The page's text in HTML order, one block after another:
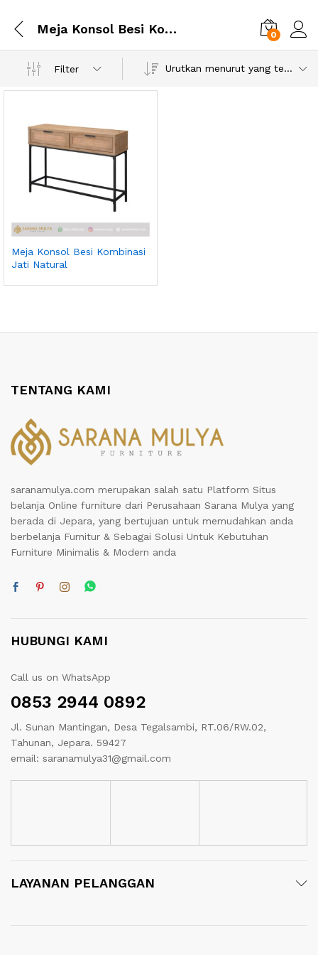
Meja Konsol Besi Kombinasi Jati Natural 0
Filter Urutkan menurut yang terbaru
Meja Konsol Besi Kombinasi
Jati Natural
TENTANG KAMI
saranamulya.com merupakan salah satu Platform Situs
belanja Online furniture dari Perusahaan Sarana Mulya yang
berada di Jepara, yang bertujuan untuk memudahkan anda
berbelanja Furnitur & Sebagai Solusi Untuk Kebutuhan
Furniture Minimalis & Modern anda
HUBUNGI KAMI
Call us on WhatsApp
0853 2944 0892
Jl. Sunan Mantingan, Desa Tegalsambi, RT.06/RW.02,
Tahunan, Jepara. 59427
email: saranamulya31@gmail.com
LAYANAN PELANGGAN